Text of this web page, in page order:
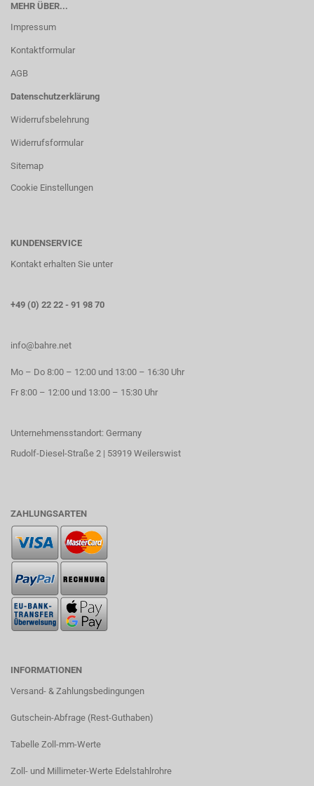
MEHR ÜBER...
Impressum
Kontaktformular
AGB
Datenschutzerklärung
Widerrufsbelehrung
Widerrufsformular
Sitemap
Cookie Einstellungen
KUNDENSERVICE
Kontakt erhalten Sie unter
+49 (0) 22 22 - 91 98 70
info@bahre.net
Mo – Do 8:00 – 12:00 und 13:00 – 16:30 Uhr
Fr 8:00 – 12:00 und 13:00 – 15:30 Uhr
Unternehmensstandort: Germany
Rudolf-Diesel-Straße 2 | 53919 Weilerswist
ZAHLUNGSARTEN
INFORMATIONEN
Versand- & Zahlungsbedingungen​
Gutschein-Abfrage (Rest-Guthaben)
Tabelle Zoll-mm-Werte
Zoll- und Millimeter-Werte Edelstahlrohre